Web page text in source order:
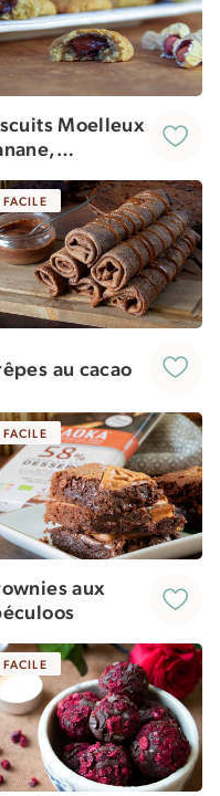
Moelleux
Coulant
FACILE
au cacao
FACILE
aux
FACILE